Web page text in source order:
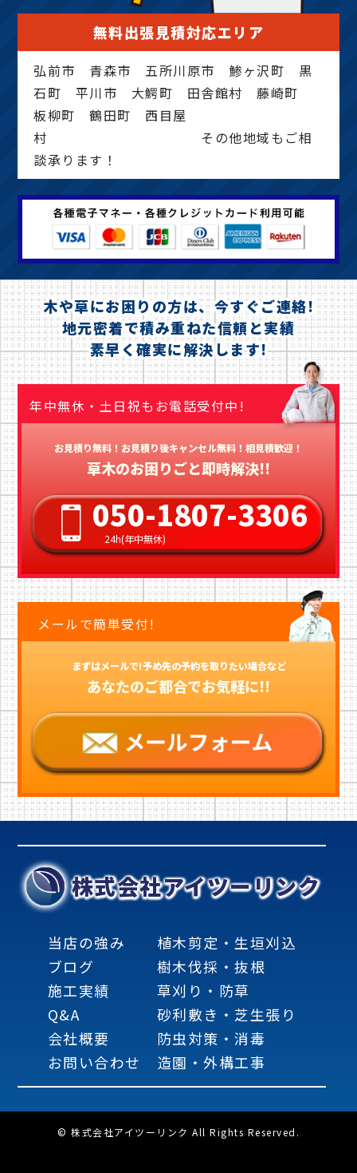
無料出張見積対応エリア
弘前市 青森市 五所川原市 鯵ヶ沢町 黒
石町 平川市 大鰐町 田舎館村 藤崎町
板柳町 鶴田町 西目屋
村 その他地域もご相
談承ります！
木や草にお困りの方は、今すぐご連絡!
地元密着で積み重ねた信頼と実績
素早く確実に解決します!
年中無休・土日祝もお電話受付中!
お見積り無料！お見積り後キャンセル無料！相見積歓迎！
草木のお困りごと即時解決!!
050-1807-3306
24h(年中無休)
メールで簡単受付!
まずはメールで!予め先の予約を取りたい場合など
あなたのご都合でお気軽に!!
株式会社アイツーリンク
当店の強み
ブログ
施工実績
Q&A
会社概要
お問い合わせ
植木剪定・生垣刈込
樹木伐採・抜根
草刈り・防草
砂利敷き・芝生張り
防虫対策・消毒
造園・外構工事
© 株式会社アイツーリンク All Rights Reserved.